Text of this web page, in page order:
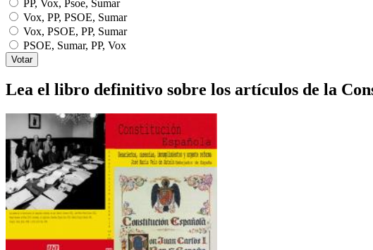
PP, Vox, Psoe, Sumar
Vox, PP, PSOE, Sumar
Vox, PSOE, PP, Sumar
PSOE, Sumar, PP, Vox
Lea el libro definitivo sobre los artículos de la